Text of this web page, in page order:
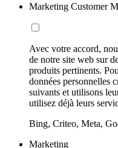
Marketing Customer
Avec votre accord,
de notre site web sur
produits pertinents.
données personnelles
suivants et utilisons
utilisez déjà leurs
Bing, Criteo, Meta,
Marketing